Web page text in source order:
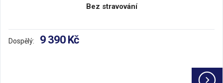
Bez stravování
Dospělý: 9 390 Kč